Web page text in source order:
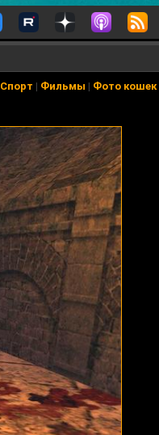
Спорт | Фильмы | Фото кошек